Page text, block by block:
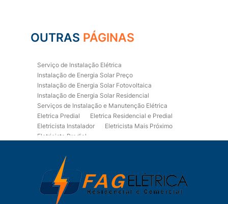
OUTRAS PÁGINAS
Serviço de Instalação Elétrica
Instalação de Energia Solar Preço
Instalação de Energia Solar Fotovoltaica
Instalação de Energia Solar Residencial
Serviços de Instalação e Manutenção Elétrica
Eletrica Predial
Eletrica Residencial e Predial
Eletricista Instalador
Eletricista Mais Próximo
Eletricista Predial
Eletricista Residencial
Eletricista Residencial E Predial
Eletricistas de Manutenção
Empresa de Instalações Elétricas
Empresa de Manutenção Eletrica